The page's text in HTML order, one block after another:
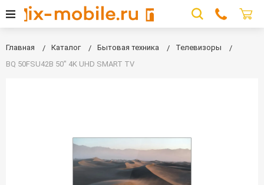
Главная Каталог Бытовая техника
Телевизоры
BQ 50FSU42B 50" 4K UHD SMART TV